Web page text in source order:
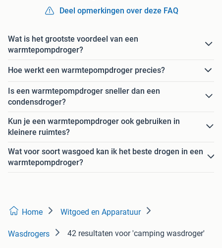
Deel opmerkingen over deze FAQ
Wat is het grootste voordeel van een
warmtepompdroger?
Hoe werkt een warmtepompdroger precies?
Is een warmtepompdroger sneller dan een
condensdroger?
Kun je een warmtepompdroger ook gebruiken in
kleinere ruimtes?
Wat voor soort wasgoed kan ik het beste drogen in een
warmtepompdroger?
Home Witgoed en Apparatuur
Wasdrogers 42 resultaten voor 'camping wasdroger'